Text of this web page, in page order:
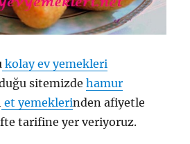
kolay ev yemekleri
sitemizdehamur
et yemeklerinden afiyetle
tarifine yer veriyoruz.